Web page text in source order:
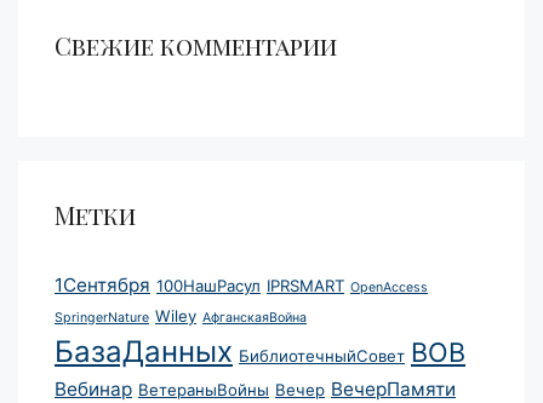
Свежие комментарии
Метки
1Сентября 100НашРасул IPRSMART OpenAccess
SpringerNature Wiley АфганскаяВойна
БазаДанных БиблиотечныйСовет ВОВ
Вебинар ВетераныВойны Вечер ВечерПамяти